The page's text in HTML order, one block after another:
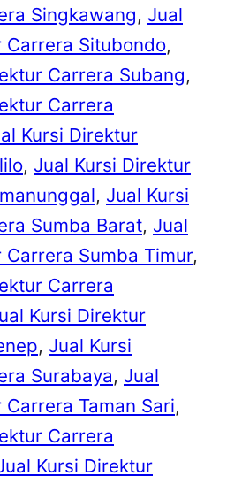
Singkawang, Jual
Carrera Situbondo
Carrera Subang
Carrera
Kursi Direktur
, Jual Kursi Direktur
, Jual Kursi
Sumba Barat, Jual
Carrera Sumba Timur
Carrera
Kursi Direktur
, Jual Kursi
Surabaya, Jual
Taman Sari
Carrera
Kursi Direktur